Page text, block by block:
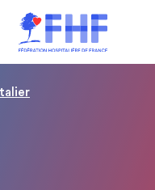
des cookies